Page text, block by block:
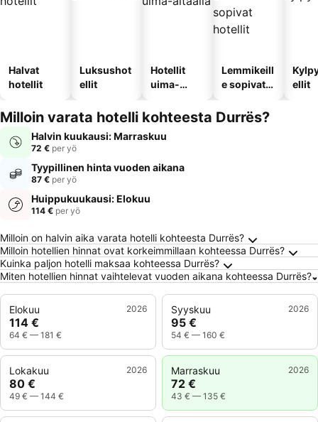
Halvat
hotellit
Luksushot
ellit
Hotellit
uima-
Lemmikeill
e sopivat
ellit
Milloin varata hotelli kohteesta Durrës?
Halvin kuukausi: Marraskuu
72 € per yö
Tyypillinen hinta vuoden aikana
87 € per yö
Huippukuukausi: Elokuu
114 € per yö
Usein kysytyt kysymykset kohteesta Durrës
Milloin on halvin aika varata hotelli kohteesta Durrës?
Milloin hotellien hinnat ovat korkeimmillaan kohteessa Durrës?
Kuinka paljon hotelli maksaa kohteessa Durrës?
Miten hotellien hinnat vaihtelevat vuoden aikana kohteessa Durrës?
Elokuu 2026
114 €
64 € — 181 €
Syyskuu 2026
95 €
54 € — 160 €
Lokakuu 2026
80 €
49 € — 144 €
Marraskuu 2026
72 €
43 € — 135 €